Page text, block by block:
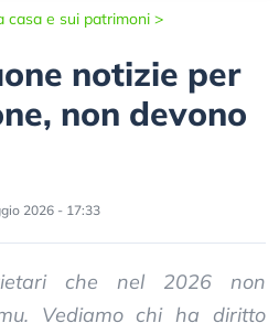
casa e sui patrimoni >
notizie per
non devono
2026 - 17:33
che nel 2026 non
Vediamo chi ha diritto